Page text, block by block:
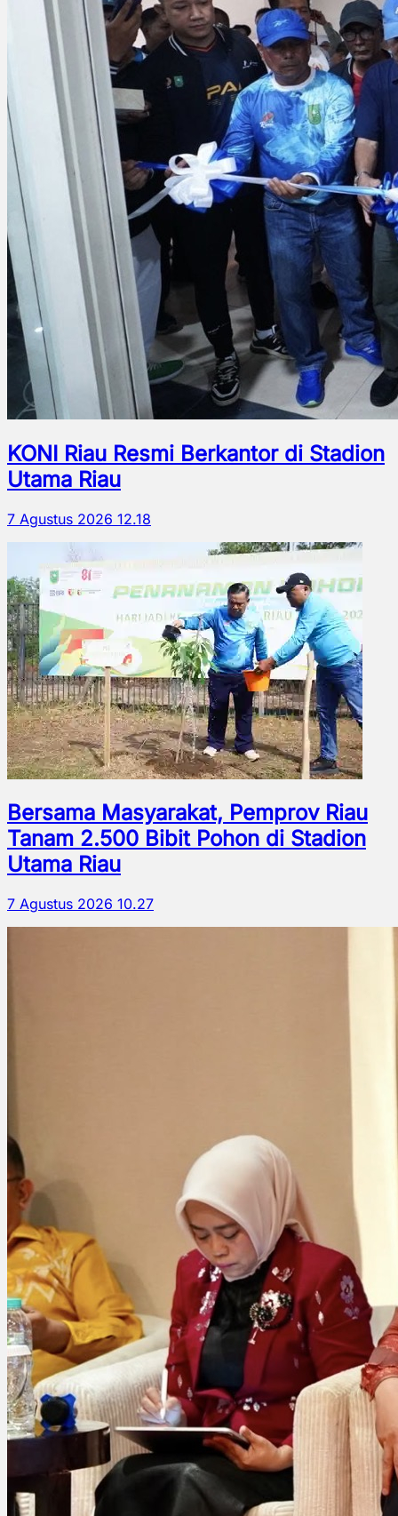
KONI Riau Resmi Berkantor di Stadion
Utama Riau
7 Agustus 2026 12.18
Bersama Masyarakat, Pemprov Riau
Tanam 2.500 Bibit Pohon di Stadion
Utama Riau
7 Agustus 2026 10.27